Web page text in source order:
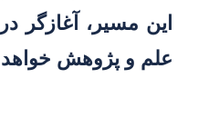
این مسیر،
علم و پژوهش خواهد